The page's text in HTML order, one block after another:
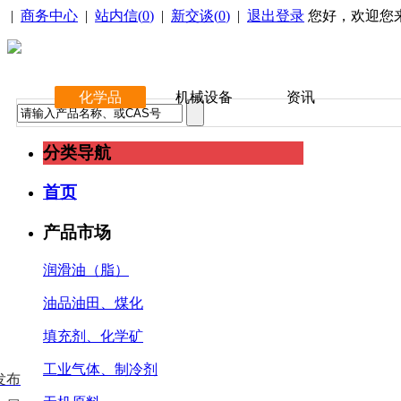
| 商务中心 | 站内信(0) | 新交谈(0) | 退出登录 您好，欢迎您
化学品 机械设备 资讯
分类导航
首页
产品市场
润滑油（脂）
油品油田、煤化
填充剂、化学矿
工业气体、制冷剂
布